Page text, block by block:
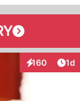
160
Interaktionen
1d